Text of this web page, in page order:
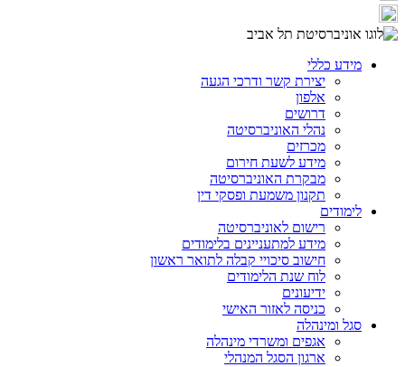
מידע כללי
יצירת קשר ודרכי הגעה
אלפון
דרושים
נהלי האוניברסיטה
מכרזים
מידע לשעת חירום
מבקרת האוניברסיטה
תקנון משמעת ופסקי דין
לימודים
רישום לאוניברסיטה
מידע למתעניינים בלימודים
חישוב סיכויי קבלה לתואר ראשון
לוח שנת הלימודים
ידיעונים
כניסה לאזור האישי
סגל ומינהלה
אגפים ומשרדי מינהלה
ארגון הסגל המנהלי